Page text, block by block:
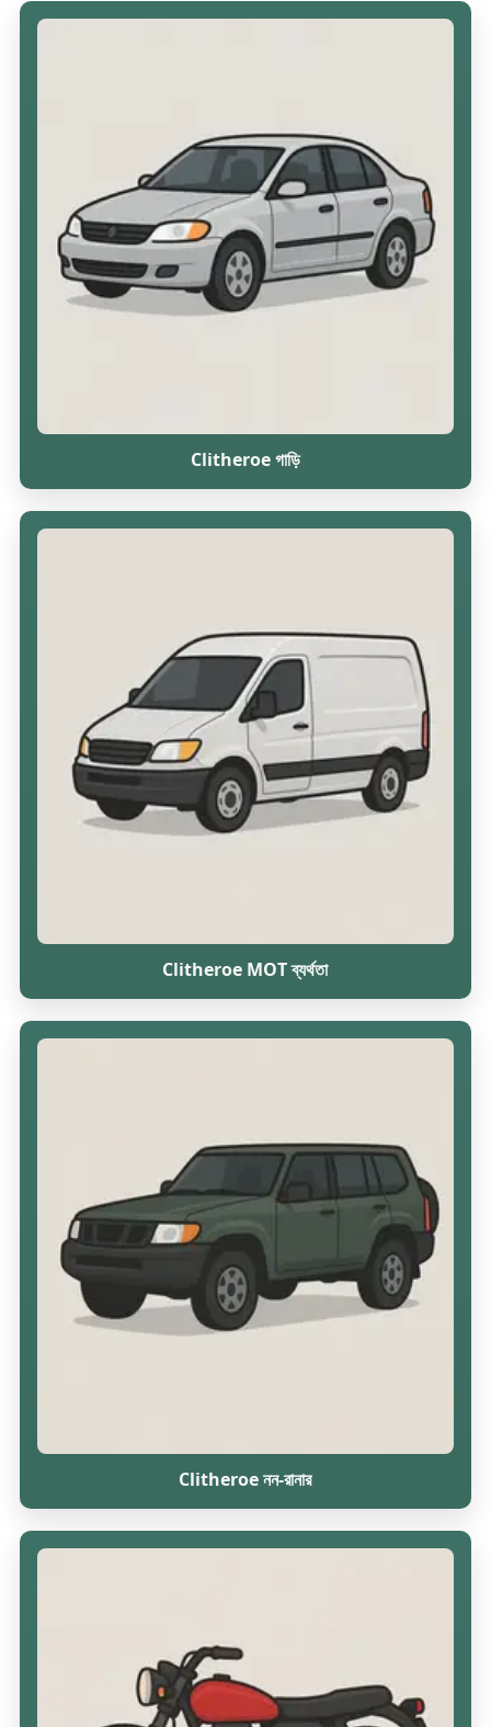
Clitheroe গাড়ি
Clitheroe MOT ব্যর্থতা
Clitheroe নন-রানার